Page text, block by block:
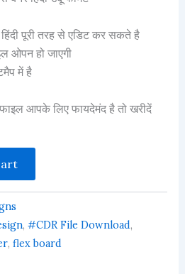
पूरी तरह से एडिट कर सकते है
ओपन हो जाएगी
में है
आपके लिए फायदेमंद है तो खरीदें
, #CDR File Download,
, flex board